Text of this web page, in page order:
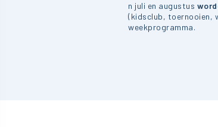
n juli en augustus
(kidsclub, toernooien,
weekprogramma.